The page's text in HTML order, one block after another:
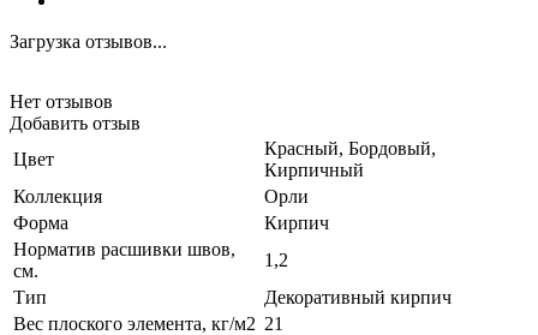
Загрузка отзывов...
Нет отзывов
Добавить отзыв
Цвет
Красный, Бордовый,
Кирпичный
Коллекция
Орли
Форма
Кирпич
Норматив расшивки швов,
см.
1,2
Тип
Декоративный кирпич
Вес плоского элемента, кг/м2 21